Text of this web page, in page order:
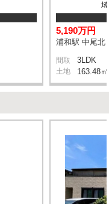
5,190万円
浦和駅 中尾北
間取 3LDK
土地 163.48㎡